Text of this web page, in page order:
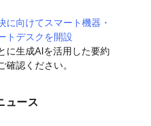
に向けてスマート機器・
トデスクを開設
に生成AIを活用した要約
確認ください。
ュース